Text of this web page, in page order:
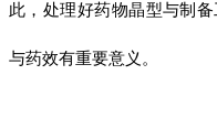
此，处理好药物晶型与制
与药效有重要意义。